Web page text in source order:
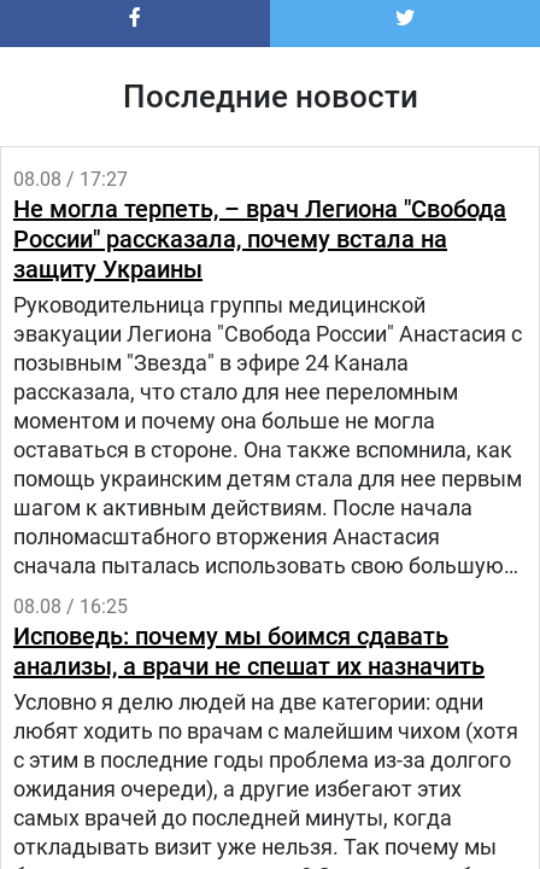
Последние новости
08.08 / 17:27
Не могла терпеть, – врач Легиона "Свобода
России" рассказала, почему встала на
защиту Украины
Руководительница группы медицинской
эвакуации Легиона "Свобода России" Анастасия с
позывным "Звезда" в эфире 24 Канала
рассказала, что стало для нее переломным
моментом и почему она больше не могла
оставаться в стороне. Она также вспомнила, как
помощь украинским детям стала для нее первым
шагом к активным действиям. После начала
полномасштабного вторжения Анастасия
сначала пыталась использовать свою большую
русскоязычную аудиторию, чтобы объяснять
людям в России, что на самом деле происходит в
Украине.
08.08 / 16:25
Исповедь: почему мы боимся сдавать
анализы, а врачи не спешат их назначить
Условно я делю людей на две категории: одни
любят ходить по врачам с малейшим чихом (хотя
с этим в последние годы проблема из-за долгого
ожидания очереди), а другие избегают этих
самых врачей до последней минуты, когда
откладывать визит уже нельзя. Так почему мы